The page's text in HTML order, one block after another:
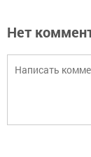
Нет